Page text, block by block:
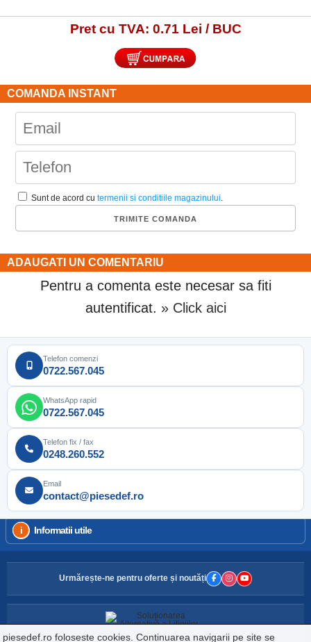
Pret cu TVA: 0.71 Lei / BUC
COMANDA INSTANT
Sunt de acord cutermenii si conditiile magazinului
ADAUGATI UN COMENTARIU
Pentru a comenta este necesar sa fiti
autentificat. » Click aici
Telefon comenzi
0722.567.045
WhatsApp rapid
0722.567.045
Telefon fix / fax
0248.260.552
Email
contact@piesedef.ro
Informatii utile
Urmărește-ne pentru oferte și noutăți
piesedef.ro foloseste cookies. Continuarea navigarii pe site se